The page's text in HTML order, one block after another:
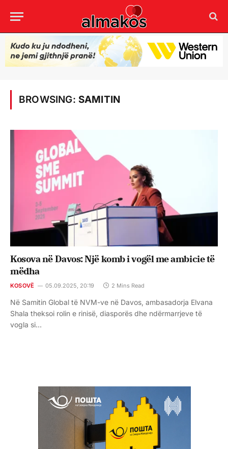
BROWSING: SAMITIN
Kosova në Davos: Një komb i vogël me ambicie të
mëdha
KOSOVË 05.09.2025, 20:19 2 Mins Read
Në Samitin Global të NVM-ve në Davos, ambasadorja Elvana
Shala theksoi rolin e rinisë, diasporës dhe ndërmarrjeve të
vogla si…